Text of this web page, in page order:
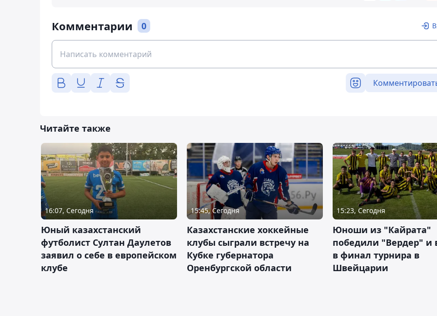
Комментарии 0
Читайте также
16:07, Сегодня
Юный казахстанский
футболист Султан Даулетов
заявил о себе в европейском
клубе
15:45, Сегодня
Казахстанские хоккейные
клубы сыграли встречу на
Кубке губернатора
Оренбургской области
15:23, Сегодня
Юноши из "Кайрата"
победили "Вердер"
в финал турнира в
Швейцарии